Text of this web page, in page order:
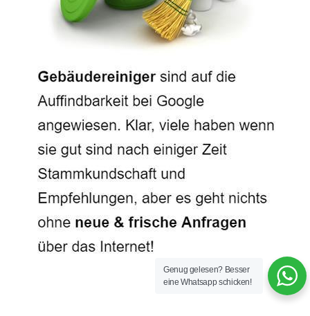
Genug gelesen? Besser
eine Whatsapp schicken!